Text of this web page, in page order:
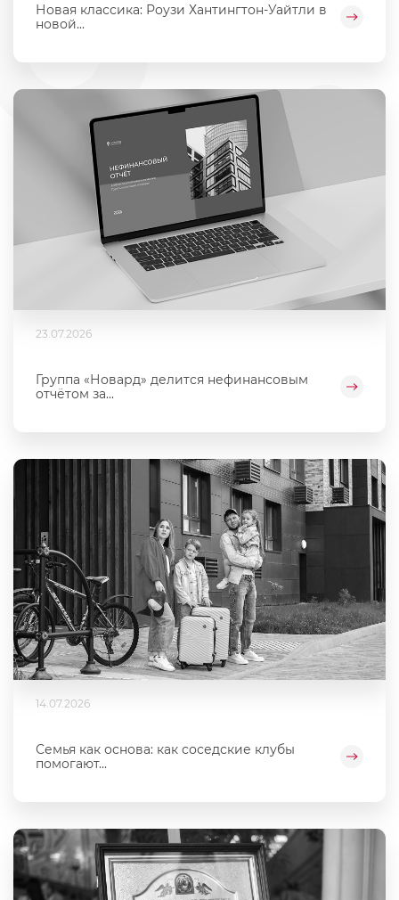
Новая классика: Роузи Хантингтон-Уайтли в
новой...
23.07.2026
Группа «Новард» делится нефинансовым
отчётом за...
14.07.2026
Семья как основа: как соседские клубы
помогают...